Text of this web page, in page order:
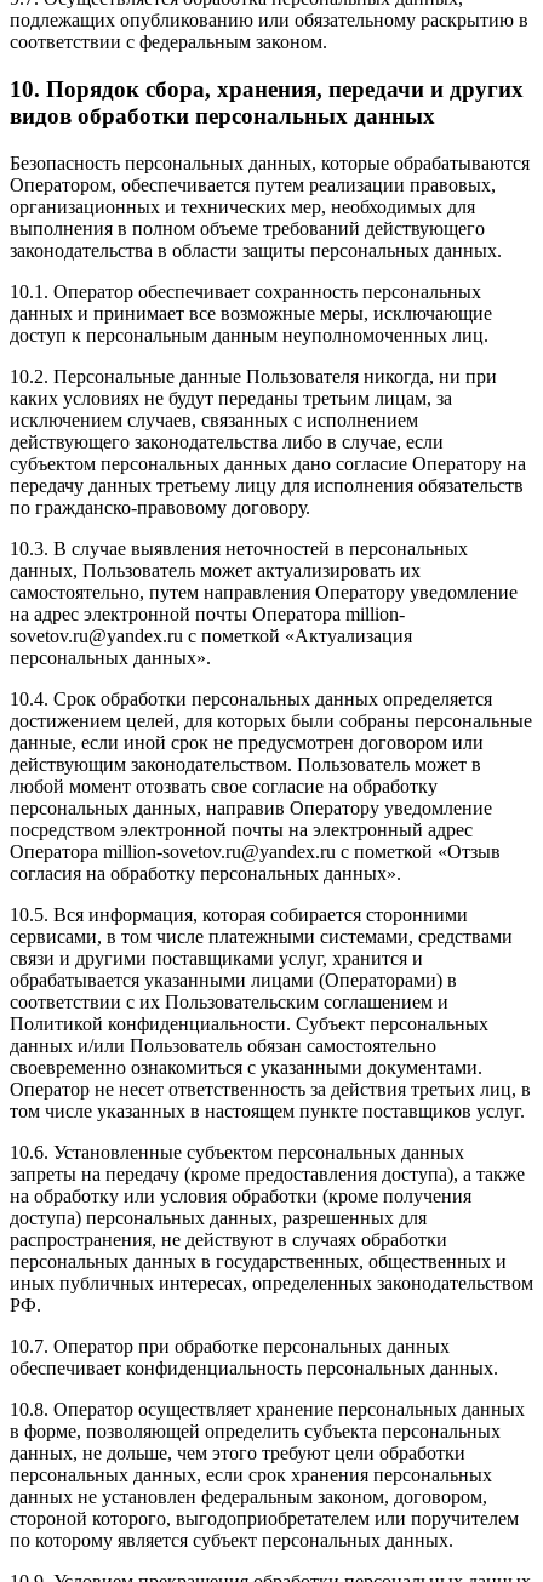
подлежащих опубликованию или обязательному раскрытию в
соответствии с федеральным законом.
10. Порядок сбора, хранения, передачи и других
видов обработки персональных данных
Безопасность персональных данных, которые обрабатываются
Оператором, обеспечивается путем реализации правовых,
организационных и технических мер, необходимых для
выполнения в полном объеме требований действующего
законодательства в области защиты персональных данных.
10.1. Оператор обеспечивает сохранность персональных
данных и принимает все возможные меры, исключающие
доступ к персональным данным неуполномоченных лиц.
10.2. Персональные данные Пользователя никогда, ни при
каких условиях не будут переданы третьим лицам, за
исключением случаев, связанных с исполнением
действующего законодательства либо в случае, если
субъектом персональных данных дано согласие Оператору на
передачу данных третьему лицу для исполнения обязательств
по гражданско-правовому договору.
10.3. В случае выявления неточностей в персональных
данных, Пользователь может актуализировать их
самостоятельно, путем направления Оператору уведомление
на адрес электронной почты Оператора million-
sovetov.ru@yandex.ru с пометкой «Актуализация
персональных данных».
10.4. Срок обработки персональных данных определяется
достижением целей, для которых были собраны персональные
данные, если иной срок не предусмотрен договором или
действующим законодательством. Пользователь может в
любой момент отозвать свое согласие на обработку
персональных данных, направив Оператору уведомление
посредством электронной почты на электронный адрес
Оператора million-sovetov.ru@yandex.ru с пометкой «Отзыв
согласия на обработку персональных данных».
10.5. Вся информация, которая собирается сторонними
сервисами, в том числе платежными системами, средствами
связи и другими поставщиками услуг, хранится и
обрабатывается указанными лицами (Операторами) в
соответствии с их Пользовательским соглашением и
Политикой конфиденциальности. Субъект персональных
данных и/или Пользователь обязан самостоятельно
своевременно ознакомиться с указанными документами.
Оператор не несет ответственность за действия третьих лиц, в
том числе указанных в настоящем пункте поставщиков услуг.
10.6. Установленные субъектом персональных данных
запреты на передачу (кроме предоставления доступа), а также
на обработку или условия обработки (кроме получения
доступа) персональных данных, разрешенных для
распространения, не действуют в случаях обработки
персональных данных в государственных, общественных и
иных публичных интересах, определенных законодательством
РФ.
10.7. Оператор при обработке персональных данных
обеспечивает конфиденциальность персональных данных.
10.8. Оператор осуществляет хранение персональных данных
в форме, позволяющей определить субъекта персональных
данных, не дольше, чем этого требуют цели обработки
персональных данных, если срок хранения персональных
данных не установлен федеральным законом, договором,
стороной которого, выгодоприобретателем или поручителем
по которому является субъект персональных данных.